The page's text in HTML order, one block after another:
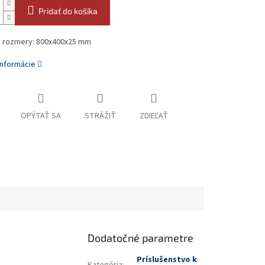
Pridať do košíka
800x400x25 mm
OPÝTAŤ SA STRÁŽIŤ ZDIEĽAŤ
Dodatočné parametre
Príslušenstvo k